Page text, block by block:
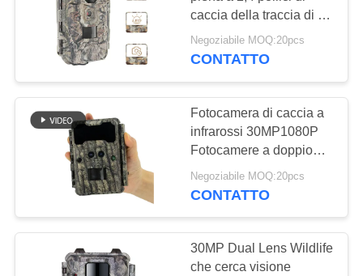
DELLA
QUALITÀ
CONTATTACI
NOTIZIE
CHIEDI
UN
PREVENTIVO
Macchina
fotografica della
fauna selvatica di
Digital
macchina
fotografica della
traccia 4G
67
caccia della traccia di IR
LED HD 1080P delle
macchine fotografiche di
Negoziabile MOQ:20pcs
CONTATTO
Fotocamera di caccia a
infrarossi 30MP1080P
Fotocamere a doppio
obiettivo per giochi
all'aria aperta Trap
Negoziabile MOQ:20pcs
CONTATTO
30MP Dual Lens Wildlife
che cerca visione